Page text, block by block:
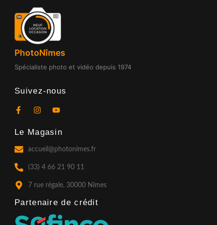
PhotoNîmes
Spécialiste photo et vidéo depuis 1974
Suivez-nous
F
a
e
o
o
k
-
f
I
t
g
a
m
Y
t
b
Le Magasin
accueil@photonimes.fr
(33) 4 66 21 90 11
7 rue régale, 30000 Nîmes
Partenaire de crédit​